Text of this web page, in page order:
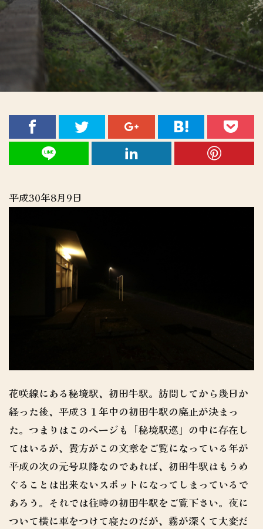
平成30年8月9日
花咲線にある秘境駅、初田牛駅。訪問してから幾日か
経った後、平成３１年中の初田牛駅の廃止が決まっ
た。つまりはこのページも「秘境駅巡」の中に存在し
てはいるが、貴方がこの文章をご覧になっている年が
平成の次の元号以降なのであれば、初田牛駅はもうめ
ぐることは出来ないスポットになってしまっているで
あろう。それでは往時の初田牛駅をご覧下さい。夜に
ついて横に車をつけて寝たのだが、霧が深くて大変だ